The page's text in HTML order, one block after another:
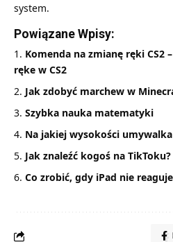
system.
Powiązane Wpisy:
Komenda na zmianę ręki CS2
ręke w CS2
Jak zdobyć marchew w
Szybka nauka matematyki
Na jakiej wysokości
Jak znaleźć kogoś na TikToku?
Co zrobić, gdy iPad nie